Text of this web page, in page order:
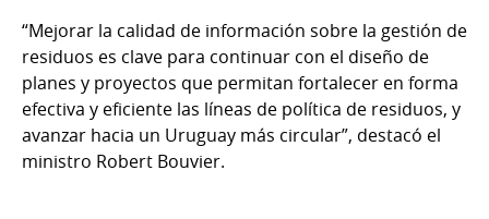
“Mejorar la calidad de información sobre la gestión de
residuos es clave para continuar con el diseño de
planes y proyectos que permitan fortalecer en forma
efectiva y eficiente las líneas de política de residuos, y
avanzar hacia un Uruguay más circular”, destacó el
ministro Robert Bouvier.